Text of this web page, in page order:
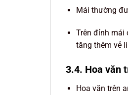
Mái thường
Trên đỉnh mái
tăng thêm vẻ
3.4. Hoa văn
Hoa văn trên